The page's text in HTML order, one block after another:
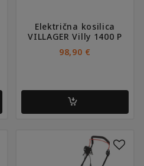
Električna kosilica
VILLAGER Villy 1400 P
98,90 €